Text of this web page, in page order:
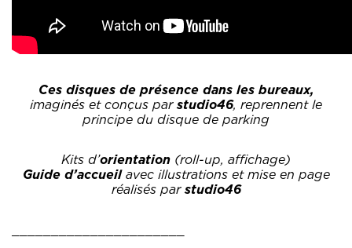
Ces disques de présence dans les bureaux,
imaginés et conçus parstudio46, reprennent le
principe du disque de parking
Kits d’orientation (roll-up, affichage)
Guide d’accueilavec illustrations et mise en page
réalisés parstudio46